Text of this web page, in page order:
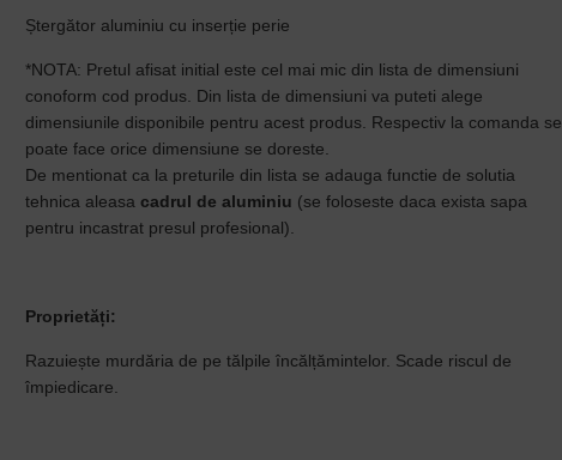
Ștergător aluminiu cu inserție perie
*NOTA: Pretul afisat initial este cel mai mic din lista de dimensiuni
conoform cod produs. Din lista de dimensiuni va puteti alege
dimensiunile disponibile pentru acest produs. Respectiv la comanda se
poate face orice dimensiune se doreste.
De mentionat ca la preturile din lista se adauga functie de solutia
tehnica aleasacadrul de aluminiu (se foloseste daca exista sapa
pentru incastrat presul profesional).
Proprietăți:
Razuiește murdăria de pe tălpile încălțămintelor. Scade riscul de
împiedicare.